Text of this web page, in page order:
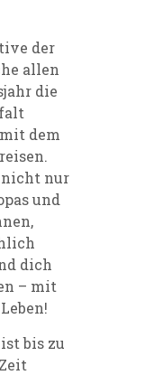
der
allen
die
dem
nicht nur
und
dich
– mit
bis zu